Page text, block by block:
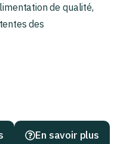
de qualité,
des
En savoir plus